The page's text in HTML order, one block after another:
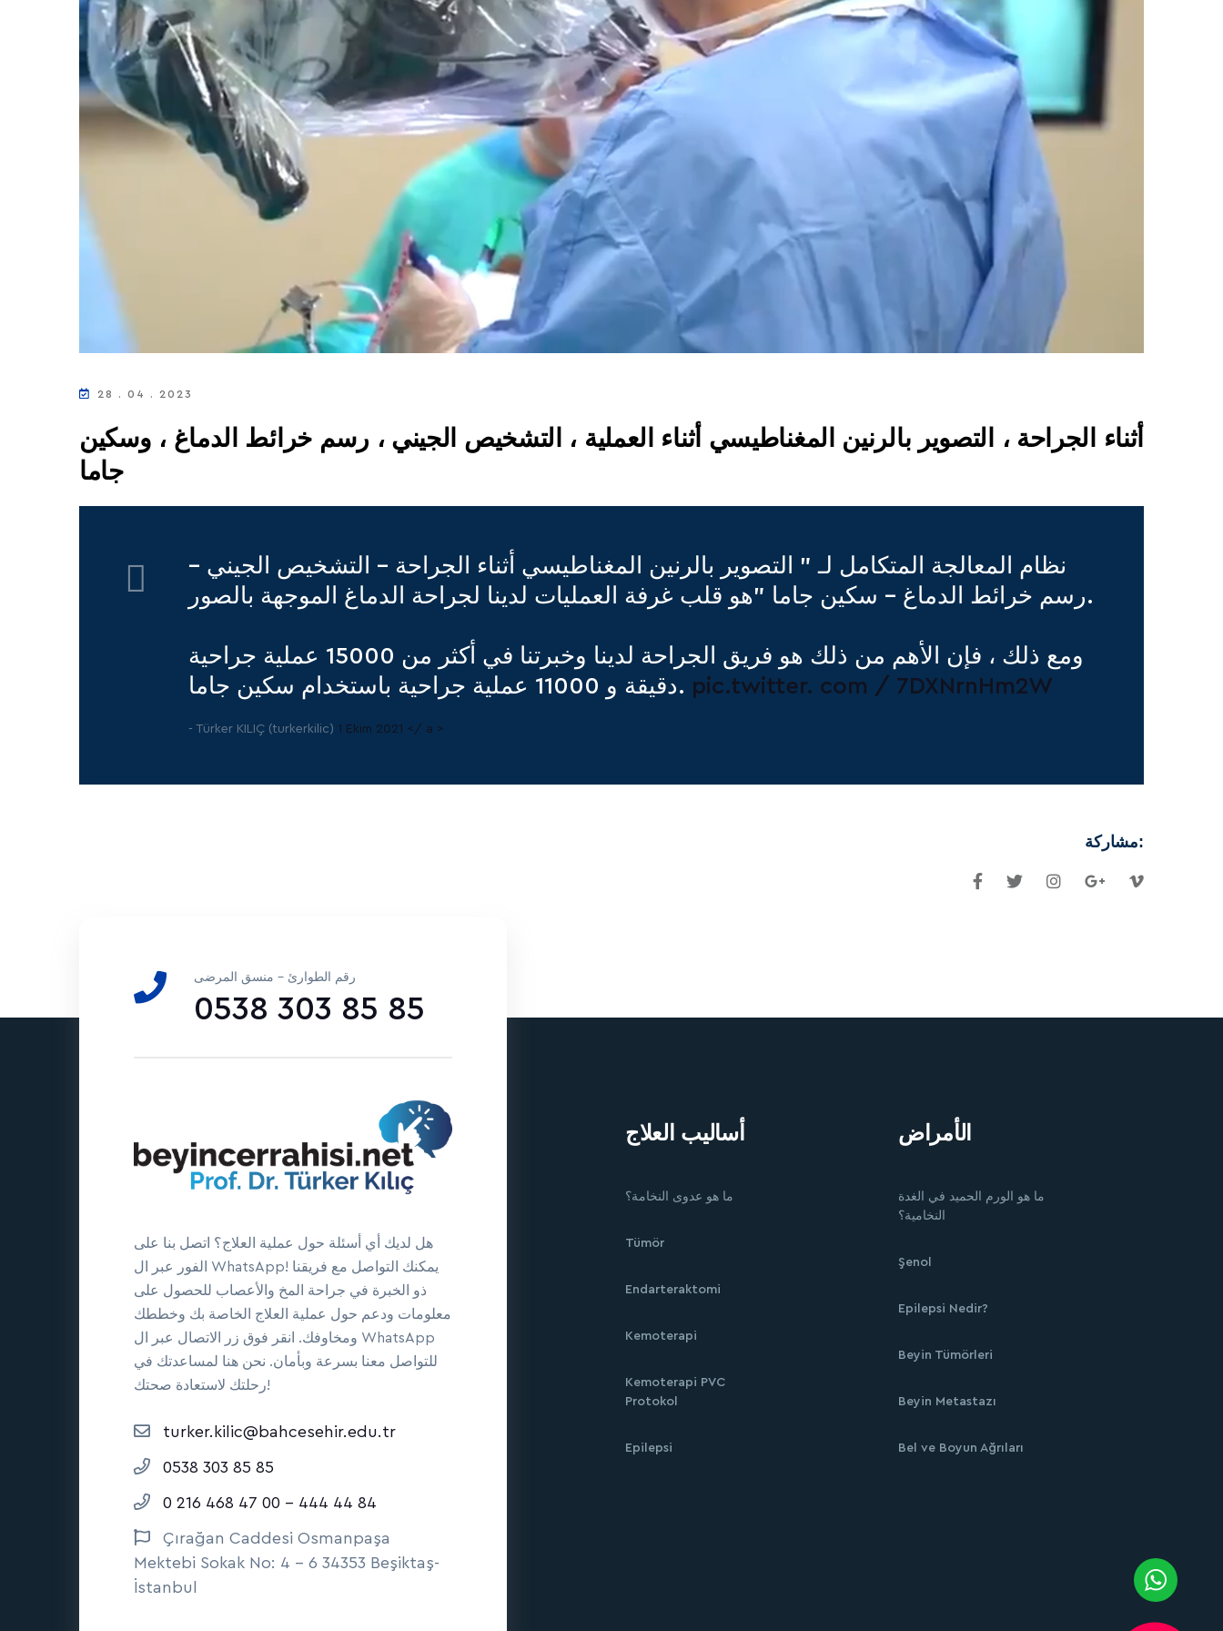
28 . 04 . 2023
أثناء الجراحة ، التصوير بالرنين المغناطيسي أثناء العملية ، التشخيص الجيني ، رسم خرائط الدماغ ، وسكين
جاما
نظام المعالجة المتكامل لـ " التصوير بالرنين المغناطيسي أثناء الجراحة - التشخيص الجيني -
رسم خرائط الدماغ - سكين جاما "هو قلب غرفة العمليات لدينا لجراحة الدماغ الموجهة بالصور.
ومع ذلك ، فإن الأهم من ذلك هو فريق الجراحة لدينا وخبرتنا في أكثر من 15000 عملية جراحية
دقيقة و 11000 عملية جراحية باستخدام سكين جاما. pic.twitter. com / 7DXNrnHm2W
- Türker KILIÇ (turkerkilic) 1 Ekim 2021 </ a >
مشاركة:
رقم الطوارئ - منسق المرضى
0538 303 85 85
هل لديك أي أسئلة حول عملية العلاج؟ اتصل بنا على
الفور عبر ال WhatsApp! يمكنك التواصل مع فريقنا
ذو الخبرة في جراحة المخ والأعصاب للحصول على
معلومات ودعم حول عملية العلاج الخاصة بك وخططك
ومخاوفك. انقر فوق زر الاتصال عبر ال WhatsApp
للتواصل معنا بسرعة وبأمان. نحن هنا لمساعدتك في
رحلتك لاستعادة صحتك!
turker.kilic@bahcesehir.edu.tr
0538 303 85 85
0 216 468 47 00 - 444 44 84
Çırağan Caddesi Osmanpaşa
Mektebi Sokak No: 4 - 6 34353 Beşiktaş-
İstanbul
أساليب العلاج
ما هو عدوى النخامة؟
Tümör
Endarteraktomi
Kemoterapi
Kemoterapi PVC
Protokol
Epilepsi
الأمراض
ما هو الورم الحميد في الغدة
النخامية؟
Şenol
Epilepsi Nedir?
Beyin Tümörleri
Beyin Metastazı
Bel ve Boyun Ağrıları